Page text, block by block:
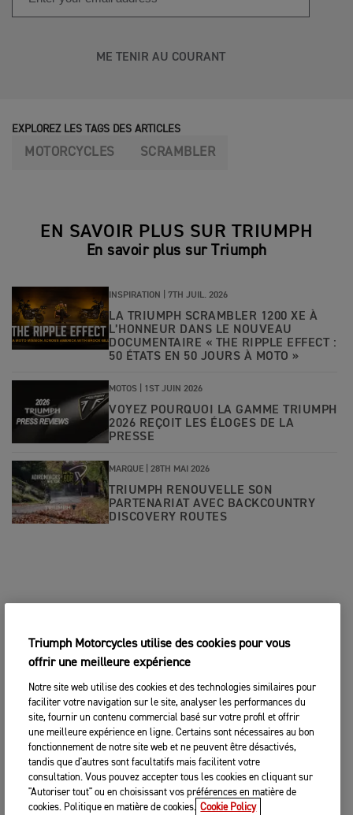
l'arrière, offrant des capacités hors route inégalées et
coup d'œil.
ME TENIR AU COURANT
EXPLOREZ LES TAGS DES ARTICLES
MOTORCYCLES SCRAMBLER
EN SAVOIR PLUS SUR TRIUMPH
En savoir plus sur Triumph
INSPIRATION | 7TH JUIL. 2026
LA TRIUMPH SCRAMBLER 1200 XE À
L’HONNEUR DANS LE NOUVEAU
DOCUMENTAIRE « THE RIPPLE EFFECT :
50 ÉTATS EN 50 JOURS À MOTO »
MOTOS | 1ST JUIN 2026
VOYEZ POURQUOI LA GAMME TRIUMPH
2026 REÇOIT LES ÉLOGES DE LA
PRESSE
MARQUE | 28TH MAI 2026
TRIUMPH RENOUVELLE SON
PARTENARIAT AVEC BACKCOUNTRY
DISCOVERY ROUTES
Triumph Motorcycles utilise des cookies pour vous
offrir une meilleure expérience
Notre site web utilise des cookies et des technologies similaires pour
faciliter votre navigation sur le site, analyser les performances du
site, fournir un contenu commercial basé sur votre profil et offrir
une meilleure expérience en ligne. Certains sont nécessaires au bon
fonctionnement de notre site web et ne peuvent être désactivés,
tandis que d'autres sont facultatifs mais facilitent votre
consultation. Vous pouvez accepter tous les cookies en cliquant sur
"Autoriser tout" ou en choisissant vos préférences en matière de
cookies. Politique en matière de cookies. Cookie Policy